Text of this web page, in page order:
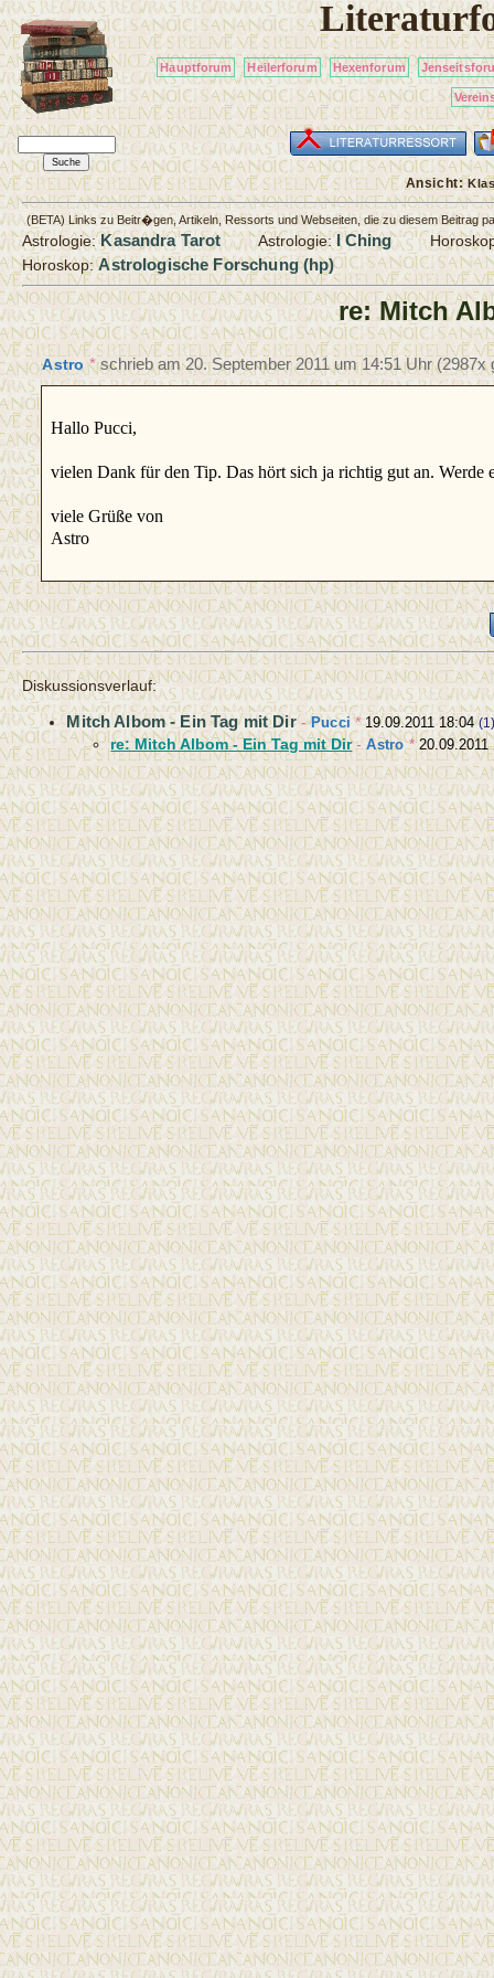
Hauptforum Heilerforum Hexenforum
Ansicht:
(BETA) Links zu Beitr�gen, Artikeln, Ressorts und Webseiten, die zu diesem Beitrag
Astrologie:Kasandra Tarot Astrologie:I Ching
Horoskop:Astrologische Forschung (hp)
re: Mitch
Astro*schrieb am20. September 2011 um 14:51 Uhr(2987x
Hallo Pucci,
vielen Dank für den Tip. Das hört sich ja richtig gut an. Werde
viele Grüße von
Astro
Diskussionsverlauf:
Mitch Albom - Ein Tag mit Dir-Pucci *19.09.2011 18:04
re: Mitch Albom - Ein Tag mit Dir-Astro*20.09.2011